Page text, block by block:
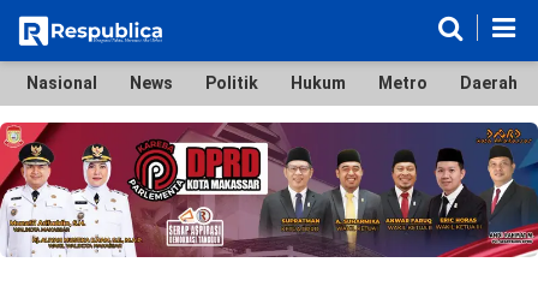
Nasional
News
Politik
Hukum
Metro
Daerah
Ekonomi & Bisnis
Lifestyle
Otomotif
Bola & Sport
Edukasi
Tokoh
Hiburan
Nasional News Politik Hukum Metro Daerah